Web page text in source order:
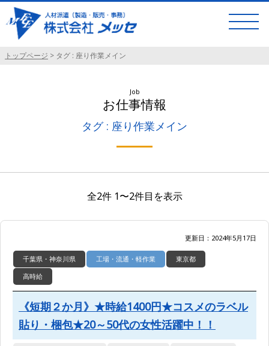
トップページ > タグ : 座り作業メイン
Job
お仕事情報
タグ : 座り作業メイン
全2件 1〜2件目を表示
更新日：2024年5月17日
千葉県・神奈川県 工場・流通・軽作業
東京都
高時給
《短期２か月》★時給1400円★コスメのラベル
貼り・梱包★20～50代の女性活躍中！！